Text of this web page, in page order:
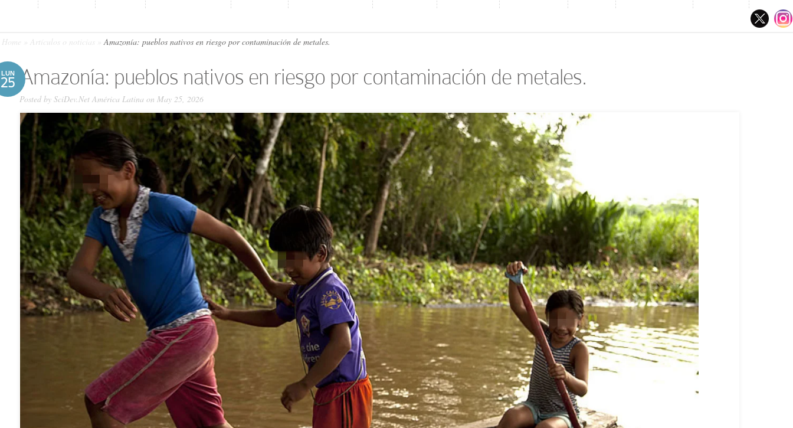
Home Artículos o noticias Amazonía: pueblos nativos en riesgo por contaminación de metales.
LUN
25 Amazonía: pueblos nativos en riesgo por contaminación de metales.
Posted by SciDev.Net América Latina on May 25, 2026